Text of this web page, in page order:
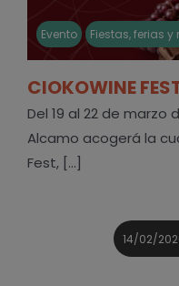
Evento Fiestas, ferias
CIOKOWINE
Del 19 al 22 de marzo
Alcamo acogerá la
Fest, [...]
14/02/